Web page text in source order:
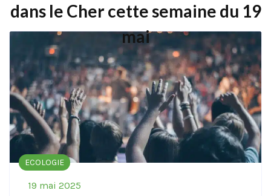
dans le Cher cette semaine du 19
mai
ECOLOGIE
19 mai 2025